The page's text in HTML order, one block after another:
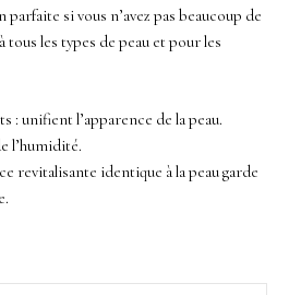
si vous n’avez pas beaucoup de
les types de peau et pour les
: unifient l’apparence de la peau.
l’humidité.
revitalisante identique à la peau garde